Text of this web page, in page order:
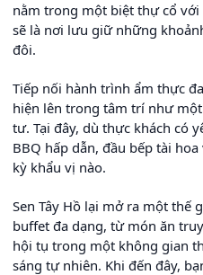
nằm trong một biệt thự cổ với
sẽ là nơi lưu giữ những
đôi.
Tiếp nối hành trình ẩm thực
hiện lên trong tâm trí như
tư. Tại đây, dù thực khách có
BBQ hấp dẫn, đầu bếp tài
kỳ khẩu vị nào.
Sen Tây Hồ lại mở ra một thế
buffet đa dạng, từ món ăn
hội tụ trong một không gian
sáng tự nhiên. Khi đến đây,